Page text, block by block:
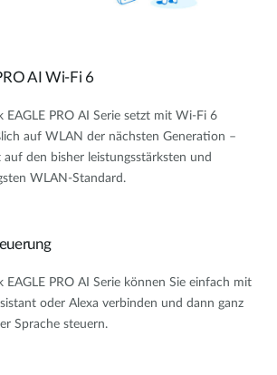
AI Wi-Fi 6
EAGLE PRO AI Serie setzt mit Wi-Fi 6
auf WLAN der nächsten Generation –
auf den bisher leistungsstärksten und
WLAN-Standard.
EAGLE PRO AI Serie können Sie einfach mit
oder Alexa verbinden und dann ganz
Sprache steuern.